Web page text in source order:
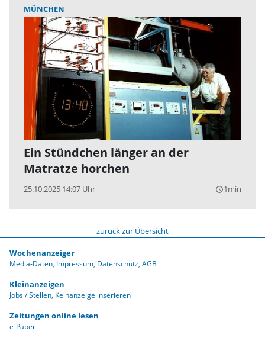
MÜNCHEN
Ein Stündchen länger an der
Matratze horchen
25.10.2025 14:07 Uhr query_builder1min
zurück zur Übersicht
Wochenanzeiger
Media-Daten Impressum Datenschutz AGB
Kleinanzeigen
Jobs / Stellen Keinanzeige inserieren
Zeitungen online lesen
e-Paper